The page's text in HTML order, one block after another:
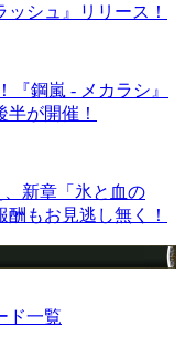
シュ』リリース！
『鋼嵐 - メカラシ』
が開催！
、新章「氷と血の
もお見逃し無く！
ド一覧